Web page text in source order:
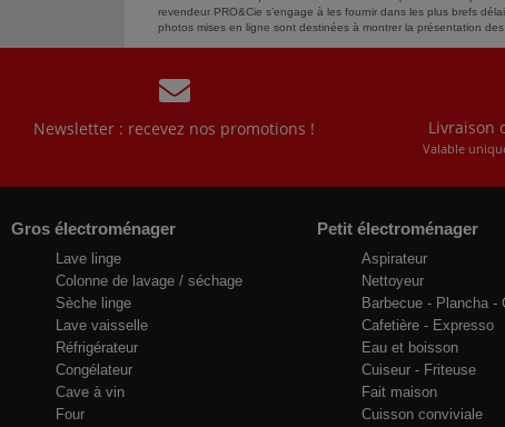
revendeur PRO&Cie s’engage à les fournir dans les plus brefs
photos mises en ligne sont destinées à montrer la présentation
Newsletter : recevez nos promotions ! Livraison
Valable
Gros électroménager
Lave linge
Colonne de lavage / séchage
Sèche linge
Lave vaisselle
Réfrigérateur
Congélateur
Cave à vin
Four
Petit électroménager
Aspirateur
Nettoyeur
Barbecue - Plancha -
Cafetière - Expresso
Eau et boisson
Cuiseur - Friteuse
Fait maison
Cuisson conviviale